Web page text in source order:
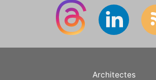
Architectes